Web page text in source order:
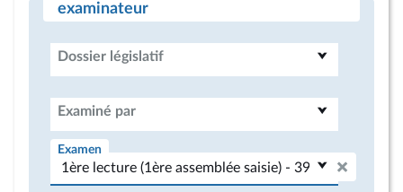
examinateur
Dossier législatif
Examiné par
Examen